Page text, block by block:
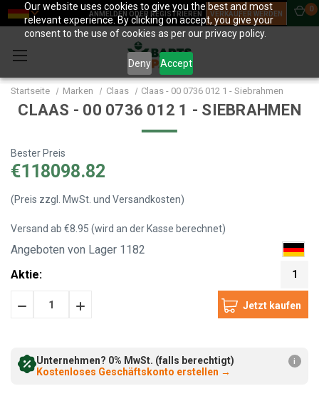
Our website uses cookies to give you the best and most
relevant experience. By clicking on accept, you give your
consent to the use of cookies as per our privacy policy.
Deny Accept
ANMELDEN ODER REGISTRIEREN VERKÄUFER WERDEN
0
Startseite Marken Claas Claas - 00 0736 012 1 - Siebrahmen
CLAAS - 00 0736 012 1 - SIEBRAHMEN
Bester Preis
€118098.82
(Preis zzgl. MwSt. und Versandkosten)
Versand ab €8.95 (wird an der Kasse berechnet)
Angeboten von Lager 1182
Aktie:
1
Menge Menge
Unternehmen? 0% MwSt. (falls berechtigt)
Kostenloses Geschäftskonto erstellen →
i